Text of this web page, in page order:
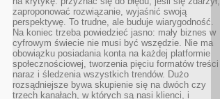
zaproponować rozwiązanie, wyjaśnić swoją
perspektywę. To trudne, ale buduje wiarygodność.
Na koniec trzeba powiedzieć jasno: mały biznes w
cyfrowym świecie nie musi być wszędzie. Nie ma
obowiązku posiadania konta na każdej platformie
społecznościowej, tworzenia pięciu formatów treści
naraz i śledzenia wszystkich trendów. Dużo
rozsądniejsze bywa skupienie się na dwóch czy
trzech kanałach, w których są nasi klienci, i